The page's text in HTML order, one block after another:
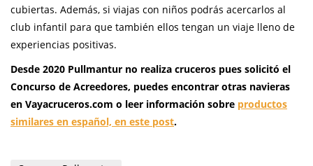
cubiertas. Además, si viajas con niños podrás acercarlos al
club infantil para que también ellos tengan un viaje lleno de
experiencias positivas.
Desde 2020 Pullmantur no realiza cruceros pues solicitó el
Concurso de Acreedores, puedes encontrar otras navieras
en Vayacruceros.com o leer información sobre productos
similares en español, en este post.